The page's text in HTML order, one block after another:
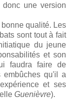
une version
qualité. Les
sont tout à fait
du jeune
et son
faudra faire de
embûches qu'il a
et ses
Guenièvre).